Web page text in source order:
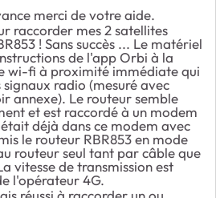
merci de votre aide.
raccorder mes 2 satellites
! Sans succès ... Le matériel
de l'app Orbi à la
wi-fi à proximité immédiate qui
radio (mesuré avec
annexe). Le routeur semble
et est raccordé à un modem
déjà dans ce modem avec
le routeur RBR853 en mode
routeur seul tant par câble que
vitesse de transmission est
l'opérateur 4G.